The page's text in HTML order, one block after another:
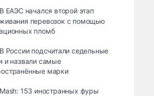
В ЕАЭС начался второй этап
перевозок с помощью
пломб
В России подсчитали седельные
и назвали самые
марки
Mash: 153 иностранных фуры